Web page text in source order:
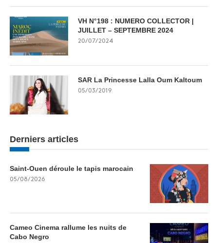
VH N°198 : NUMERO COLLECTOR |
JUILLET – SEPTEMBRE 2024
20/07/2024
SAR La Princesse Lalla Oum Kaltoum
05/03/2019
Derniers articles
Saint-Ouen déroule le tapis marocain
05/08/2026
Cameo Cinema rallume les nuits de
Cabo Negro